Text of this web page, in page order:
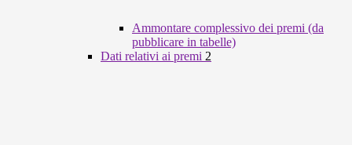
Ammontare complessivo dei premi (da
pubblicare in tabelle)
Dati relativi ai premi 2